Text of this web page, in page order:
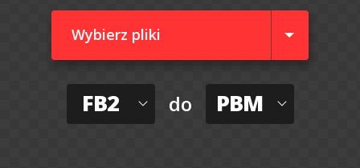
Wybierz pliki
FB2 do PBM